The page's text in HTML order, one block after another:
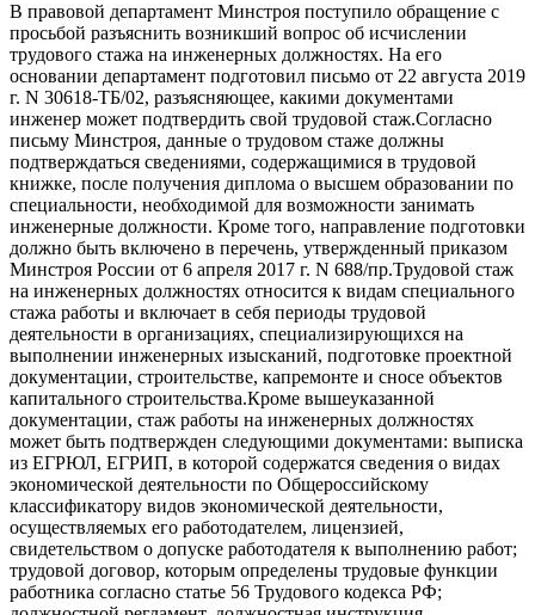
В правовой департамент Минстроя поступило обращение с
просьбой разъяснить возникший вопрос об исчислении
трудового стажа на инженерных должностях. На его
основании департамент подготовил письмо от 22 августа 2019
г. N 30618-ТБ/02, разъясняющее, какими документами
инженер может подтвердить свой трудовой стаж.Согласно
письму Минстроя, данные о трудовом стаже должны
подтверждаться сведениями, содержащимися в трудовой
книжке, после получения диплома о высшем образовании по
специальности, необходимой для возможности занимать
инженерные должности. Кроме того, направление подготовки
должно быть включено в перечень, утвержденный приказом
Минстроя России от 6 апреля 2017 г. N 688/пр.Трудовой стаж
на инженерных должностях относится к видам специального
стажа работы и включает в себя периоды трудовой
деятельности в организациях, специализирующихся на
выполнении инженерных изысканий, подготовке проектной
документации, строительстве, капремонте и сносе объектов
капитального строительства.Кроме вышеуказанной
документации, стаж работы на инженерных должностях
может быть подтвержден следующими документами: выписка
из ЕГРЮЛ, ЕГРИП, в которой содержатся сведения о видах
экономической деятельности по Общероссийскому
классификатору видов экономической деятельности,
осуществляемых его работодателем, лицензией,
свидетельством о допуске работодателя к выполнению работ;
трудовой договор, которым определены трудовые функции
работника согласно статье 56 Трудового кодекса РФ;